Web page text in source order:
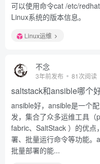
可以使用命令cat /etc/
Linux系统的版本信息。
Linux运维
不念
3年前发布 81次阅读
saltstack和ansible哪个好
ansible好，ansible是一个
发，集合了众多运维工具（
fabric、SaltStack ）的优点
署、批量运行命令等功能
批量部署的能...